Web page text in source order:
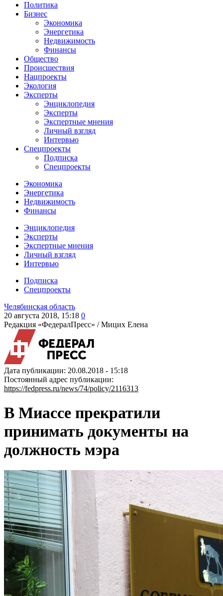
Политика
Бизнес
Экономика
Энергетика
Недвижимость
Финансы
Общество
Происшествия
Нацпроекты
Экология
Эксперты
Энциклопедия
Эксперты
Экспертные мнения
Личный взгляд
Интервью
Спецпроекты
Подписка
Спецпроекты
Экономика
Энергетика
Недвижимость
Финансы
Энциклопедия
Эксперты
Экспертные мнения
Личный взгляд
Интервью
Подписка
Спецпроекты
Челябинская область
20 августа 2018, 15:18 0
Редакция «ФедералПресс» /Мицих Елена
Дата публикации: 20.08.2018 - 15:18
Постоянный адрес публикации:
https://fedpress.ru/news/74/policy/2116313
В Миассе прекратили
принимать документы на
должность мэра